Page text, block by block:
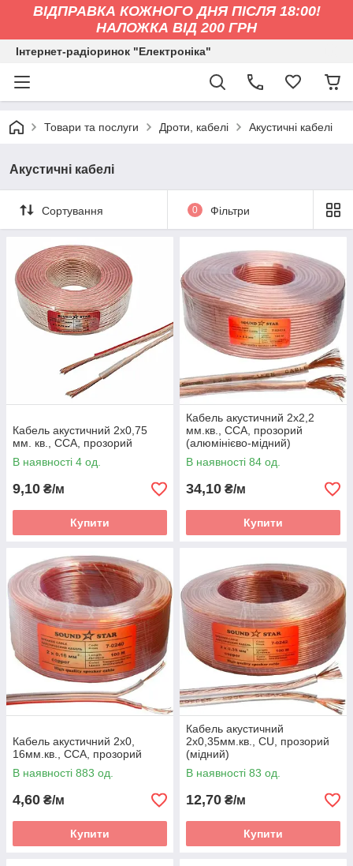
ВІДПРАВКА КОЖНОГО ДНЯ ПІСЛЯ 18:00!
НАЛОЖКА ВІД 200 ГРН
Інтернет-радіоринок "Електроніка"
Товари та послуги Дроти, кабелі Акустичні кабелі
Акустичні кабелі
Сортування 0 Фільтри
Кабель акустичний 2х0,75
мм. кв., CCA, прозорий
В наявності 4 од.
9,10 ₴/м
Купити
Кабель акустичний 2х2,2
мм.кв., CCA, прозорий
(алюмінієво-мідний)
В наявності 84 од.
34,10 ₴/м
Купити
Кабель акустичний 2х0,
16мм.кв., CCA, прозорий
В наявності 883 од.
4,60 ₴/м
Купити
Кабель акустичний
2х0,35мм.кв., CU, прозорий
(мідний)
В наявності 83 од.
12,70 ₴/м
Купити